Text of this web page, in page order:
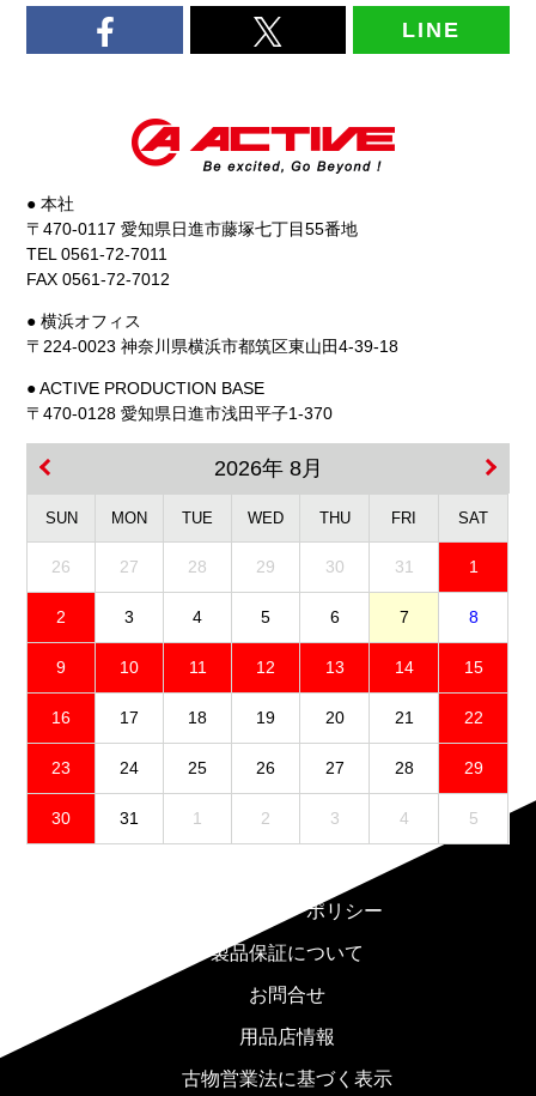
LINE
● 本社
〒470-0117 愛知県日進市藤塚七丁目55番地
TEL 0561-72-7011
FAX 0561-72-7012
● 横浜オフィス
〒224-0023 神奈川県横浜市都筑区東山田4-39-18
● ACTIVE PRODUCTION BASE
〒470-0128 愛知県日進市浅田平子1-370
2026年 8月
SUN MON TUE WED THU FRI SAT
26 27 28 29 30 31 1
2 3 4 5 6 7 8
9 10 11 12 13 14 15
16 17 18 19 20 21 22
23 24 25 26 27 28 29
30 31 1 2 3 4 5
プライバシーポリシー
製品保証について
お問合せ
用品店情報
古物営業法に基づく表示